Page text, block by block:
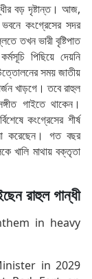
বড় দৃষ্টান্ত। আজ,
ভবনে কংগ্রেসের সদর
তখন ভারী বৃষ্টিপাত
পিছিয়ে দেয়নি
সময় জাতীয়
খাড়গে। তবে রাহুল
গাইতে থাকেন।
কংগ্রেসের শীর্ষ
করেছেন। গত বছর
খালি মাথায় বক্তৃতা
রাহুল গান্ধী
in heavy
in 2029